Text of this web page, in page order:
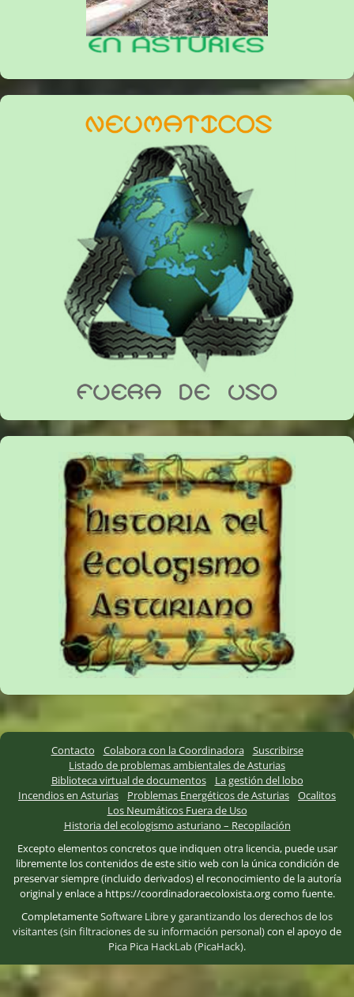
Contacto Colabora con la Coordinadora
Suscribirse
Listado de problemas ambientales de Asturias
Biblioteca virtual de documentos
La gestión del lobo
Incendios en Asturias
Problemas Energéticos de Asturias
Ocalitos
Los Neumáticos Fuera de Uso
Historia del ecologismo asturiano – Recopilación
Excepto elementos concretos que indiquen otra licencia, puede usar
libremente los contenidos de este sitio web con la única condición de
preservar siempre (incluido derivados) el reconocimiento de la autoría
original y enlace a https://coordinadoraecoloxista.org como fuente.
CompletamenteSoftware Libreygarantizando los derechos de los
visitantes (sin filtraciones de su información personal)con el apoyo de
Pica Pica HackLab (PicaHack).